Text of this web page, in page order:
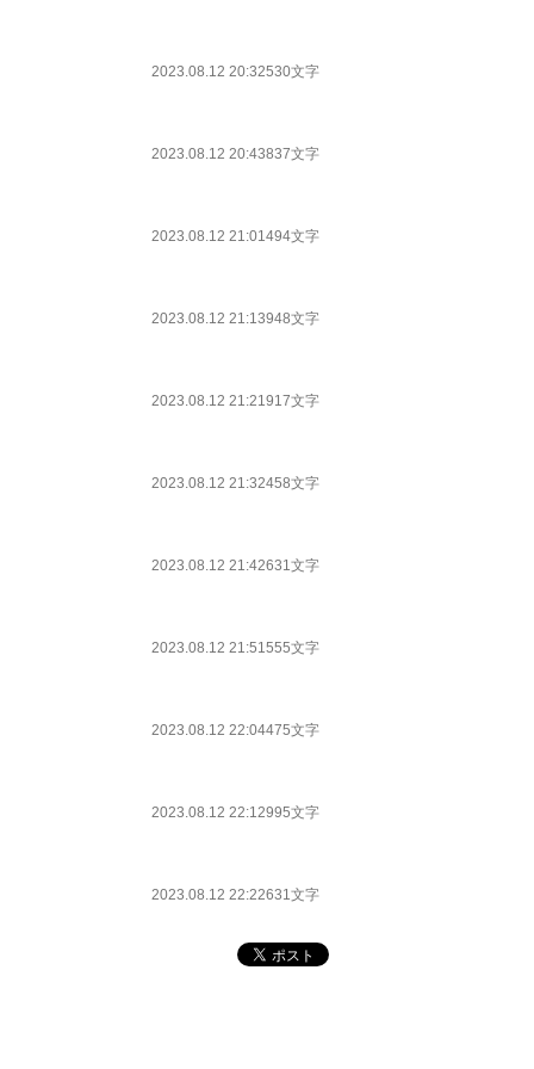
2023.08.12 20:32530文字
2023.08.12 20:43837文字
2023.08.12 21:01494文字
2023.08.12 21:13948文字
2023.08.12 21:21917文字
2023.08.12 21:32458文字
2023.08.12 21:42631文字
2023.08.12 21:51555文字
2023.08.12 22:04475文字
2023.08.12 22:12995文字
2023.08.12 22:22631文字